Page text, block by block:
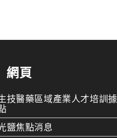
網頁
技醫藥區域產業人才培訓據
鹽焦點消息